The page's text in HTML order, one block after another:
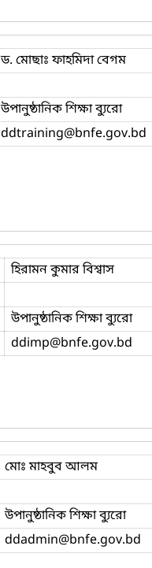
ড. মোছাঃ ফাহমিদা বেগম
উপানুষ্ঠানিক শিক্ষা ব্যুরো
ddtraining@bnfe.gov.bd
হিরামন কুমার বিশ্বাস
উপানুষ্ঠানিক শিক্ষা ব্যুরো
ddimp@bnfe.gov.bd
মোঃ মাহবুব আলম
উপানুষ্ঠানিক শিক্ষা ব্যুরো
ddadmin@bnfe.gov.bd